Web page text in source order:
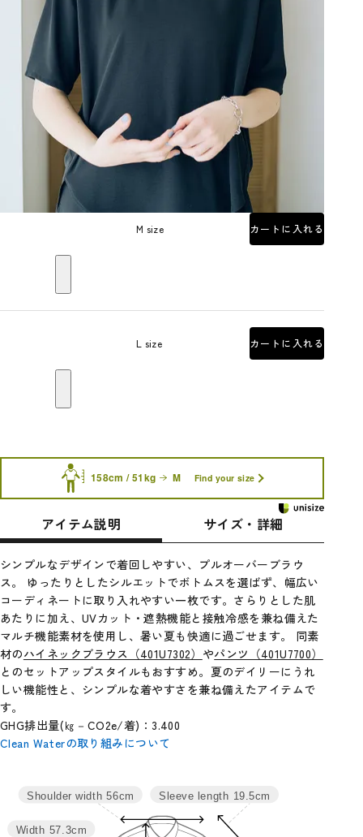
M size カートに入れる
L size カートに入れる
158cm / 51kg M Find your size
アイテム説明 サイズ・詳細
シンプルなデザインで着回しやすい、プルオーバーブラウ
ス。 ゆったりとしたシルエットでボトムスを選ばず、幅広い
コーディネートに取り入れやすい一枚です。さらりとした肌
あたりに加え、UVカット・遮熱機能と接触冷感を兼ね備えた
マルチ機能素材を使用し、暑い夏も快適に過ごせます。 同素
材のハイネックブラウス（401U7302） やパンツ（401U7700）
とのセットアップスタイルもおすすめ。夏のデイリーにうれ
しい機能性と、シンプルな着やすさを兼ね備えたアイテムで
す。
GHG排出量(㎏－CO2e/着)：3.400
Clean Waterの取り組みについて
サイズ 身丈 肩幅 バスト 袖丈
56 114.5
Sleeve length 19.5cm
Width 57.3cm
Shoulder width 56cm